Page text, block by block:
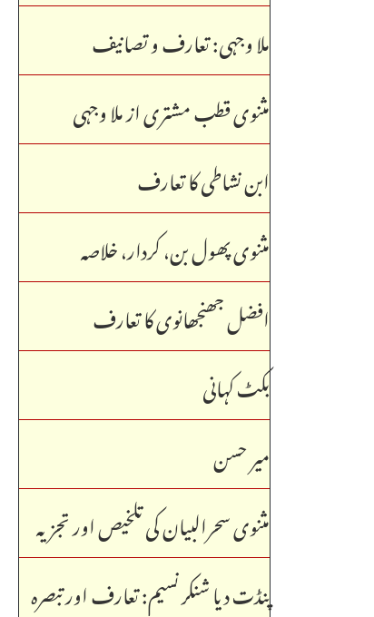
ملا وجہی: تعارف و تصانیف
مثنوی قطب مشتری از ملا وجہی
ابن نشاطی کا تعارف
مثنوی پھول بن، کردار، خلاصہ
افضل جھنجھانوی کا تعارف
بکٹ کہانی
میر حسن
مثنوی سحرالبیان کی تلخیص اور تجزیہ
پنڈت دیا شنکر نسیم: تعارف اور تبصرہ